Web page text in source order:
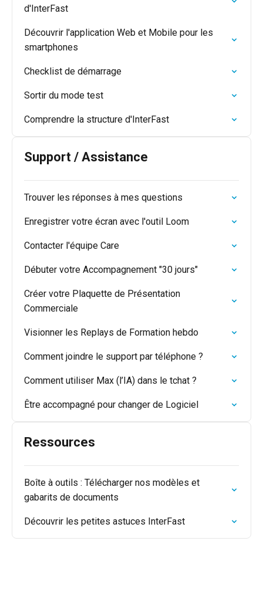
d'InterFast
Découvrir l'application Web et Mobile pour les
smartphones
Checklist de démarrage
Sortir du mode test
Comprendre la structure d'InterFast
Support / Assistance
Trouver les réponses à mes questions
Enregistrer votre écran avec l'outil Loom
Contacter l'équipe Care
Débuter votre Accompagnement "30 jours"
Créer votre Plaquette de Présentation
Commerciale
Visionner les Replays de Formation hebdo
Comment joindre le support par téléphone ?
Comment utiliser Max (l’IA) dans le tchat ?
Être accompagné pour changer de Logiciel
Ressources
Boîte à outils : Télécharger nos modèles et
gabarits de documents
Découvrir les petites astuces InterFast